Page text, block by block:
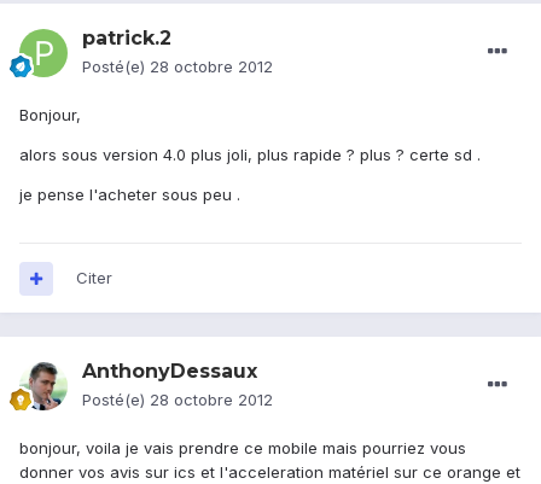
patrick.2
Posté(e) 28 octobre 2012
Bonjour,
alors sous version 4.0 plus joli, plus rapide ? plus ? certe sd .
je pense l'acheter sous peu .
Citer
AnthonyDessaux
Posté(e) 28 octobre 2012
bonjour, voila je vais prendre ce mobile mais pourriez vous
donner vos avis sur ics et l'acceleration matériel sur ce orange et